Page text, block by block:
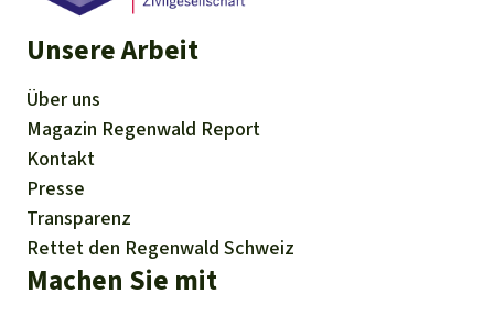
Unsere Arbeit
Über uns
Magazin Regenwald Report
Kontakt
Presse
Transparenz
Rettet den Regenwald Schweiz
Machen Sie mit